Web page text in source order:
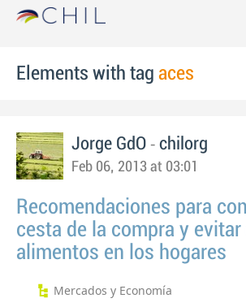
Elements with tag aces
Jorge GdO - chilorg
Feb 06, 2013 at 03:01
Recomendaciones para
cesta de la compra y
alimentos en los hogares
Mercados y Economía